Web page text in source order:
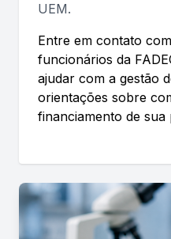
UEM.
Entre em contato
funcionários da
ajudar com a gestão
orientações sobre
financiamento de